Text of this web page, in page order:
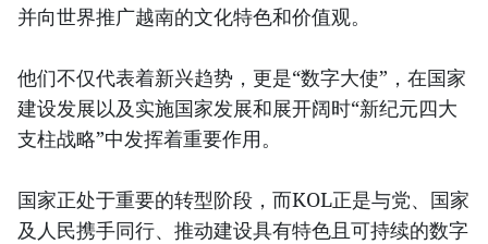
并向世界推广越南的文化特色和价值观。
他们不仅代表着新兴趋势，更是“数字大使”，在国家
建设发展以及实施国家发展和展开阔时“新纪元四大
支柱战略”中发挥着重要作用。
国家正处于重要的转型阶段，而KOL正是与党、国家
及人民携手同行、推动建设具有特色且可持续的数字